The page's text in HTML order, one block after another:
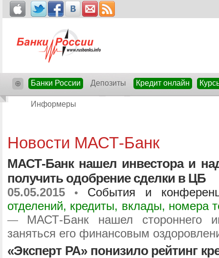
⊕ Банки России Депозиты Кредит онлайн
Информеры
Новости МАСТ-Банк
МАСТ-Банк нашел инвестора и
получить одобрение сделки в ЦБ
05.05.2015 • События и
отделений, кредиты, вклады, номера
— МАСТ-Банк нашел стороннего
заняться его финансовым
«Эксперт РА» понизило рейтинг